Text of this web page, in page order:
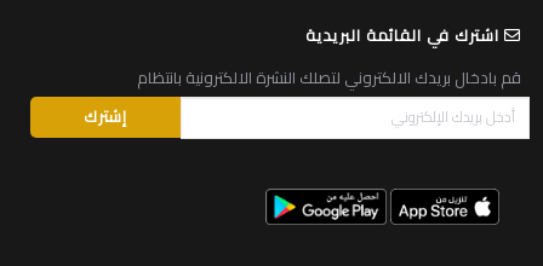
اشترك في القائمة البريدية
قم بادخال بريدك الالكتروني لتصلك النشرة الالكترونية بانتظام